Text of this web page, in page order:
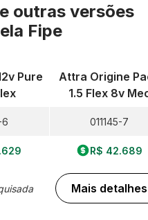
outras versões
Fipe
Pure
6
Attra Origine
1.5 Flex 8v
011145-7
R$ 42.689
Mais detalhes